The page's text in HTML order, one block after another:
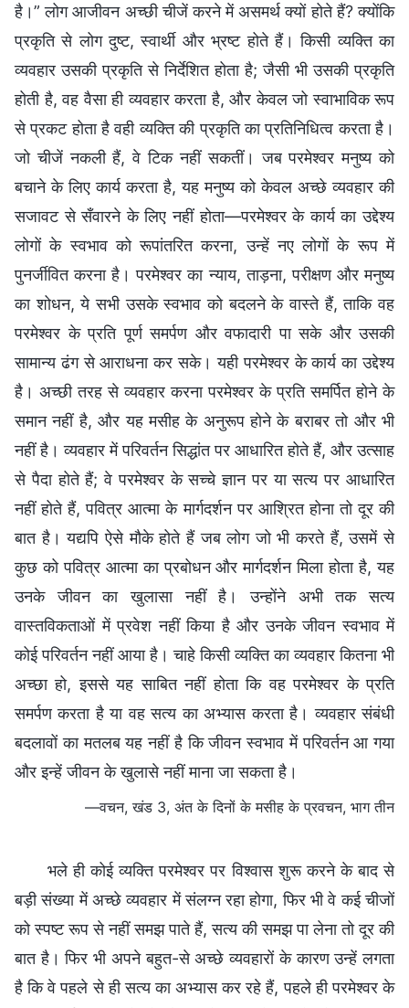
है।” लोग आजीवन अच्छी चीजें करने में असमर्थ क्यों होते हैं? क्योंकि
प्रकृति से लोग दुष्ट, स्वार्थी और भ्रष्ट होते हैं। किसी व्यक्ति का
व्यवहार उसकी प्रकृति से निर्देशित होता है; जैसी भी उसकी प्रकृति
होती है, वह वैसा ही व्यवहार करता है, और केवल जो स्वाभाविक रूप
से प्रकट होता है वही व्यक्ति की प्रकृति का प्रतिनिधित्व करता है।
जो चीजें नकली हैं, वे टिक नहीं सकतीं। जब परमेश्वर मनुष्य को
बचाने के लिए कार्य करता है, यह मनुष्य को केवल अच्छे व्यवहार की
सजावट से सँवारने के लिए नहीं होता—परमेश्वर के कार्य का उद्देश्य
लोगों के स्वभाव को रूपांतरित करना, उन्हें नए लोगों के रूप में
पुनर्जीवित करना है। परमेश्वर का न्याय, ताड़ना, परीक्षण और मनुष्य
का शोधन, ये सभी उसके स्वभाव को बदलने के वास्ते हैं, ताकि वह
परमेश्वर के प्रति पूर्ण समर्पण और वफादारी पा सके और उसकी
सामान्य ढंग से आराधना कर सके। यही परमेश्वर के कार्य का उद्देश्य
है। अच्छी तरह से व्यवहार करना परमेश्वर के प्रति समर्पित होने के
समान नहीं है, और यह मसीह के अनुरूप होने के बराबर तो और भी
नहीं है। व्यवहार में परिवर्तन सिद्धांत पर आधारित होते हैं, और उत्साह
से पैदा होते हैं; वे परमेश्वर के सच्चे ज्ञान पर या सत्य पर आधारित
नहीं होते हैं, पवित्र आत्मा के मार्गदर्शन पर आश्रित होना तो दूर की
बात है। यद्यपि ऐसे मौके होते हैं जब लोग जो भी करते हैं, उसमें से
कुछ को पवित्र आत्मा का प्रबोधन और मार्गदर्शन मिला होता है, यह
उनके जीवन का खुलासा नहीं है। उन्होंने अभी तक सत्य
वास्तविकताओं में प्रवेश नहीं किया है और उनके जीवन स्वभाव में
कोई परिवर्तन नहीं आया है। चाहे किसी व्यक्ति का व्यवहार कितना भी
अच्छा हो, इससे यह साबित नहीं होता कि वह परमेश्वर के प्रति
समर्पण करता है या वह सत्य का अभ्यास करता है। व्यवहार संबंधी
बदलावों का मतलब यह नहीं है कि जीवन स्वभाव में परिवर्तन आ गया
और इन्हें जीवन के खुलासे नहीं माना जा सकता है।
—वचन, खंड 3, अंत के दिनों के मसीह के प्रवचन, भाग तीन
भले ही कोई व्यक्ति परमेश्वर पर विश्वास शुरू करने के बाद से
बड़ी संख्या में अच्छे व्यवहार में संलग्न रहा होगा, फिर भी वे कई चीजों
को स्पष्ट रूप से नहीं समझ पाते हैं, सत्य की समझ पा लेना तो दूर की
बात है। फिर भी अपने बहुत-से अच्छे व्यवहारों के कारण उन्हें लगता
है कि वे पहले से ही सत्य का अभ्यास कर रहे हैं, पहले ही परमेश्वर के